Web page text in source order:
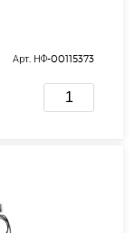
Арт. НФ-00115373